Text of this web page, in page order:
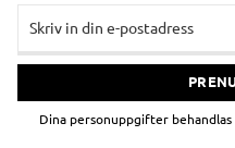
Dina personuppgifter